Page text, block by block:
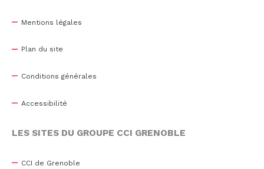
Mentions légales
Plan du site
Conditions générales
Accessibilité
LES SITES DU GROUPE CCI GRENOBLE
CCI de Grenoble